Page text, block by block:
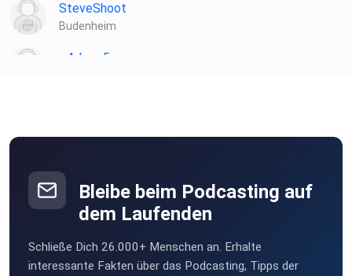
SteveShoot
Budenheim
q4skrzg5
Nastätten
wilmaaa
Moers
Bleibe beim Podcasting auf
dem Laufenden
Schließe Dich 26.000+ Menschen an. Erhalte
interessante Fakten über das Podcasting, Tipps der